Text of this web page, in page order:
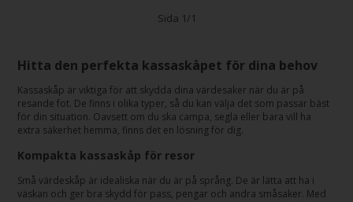
Sida 1/1
Hitta den perfekta kassaskåpet för dina behov
Kassaskåp är viktiga för att skydda dina värdesaker när du är på
resande fot. De finns i olika typer, så du kan välja det som passar bäst
för din situation. Oavsett om du ska campa, segla eller bara vill ha
extra säkerhet hemma, finns det en lösning för dig.
Kompakta kassaskåp för resor
Små värdeskåp är idealiska när du är på språng. De är lätta att ha i
väskan och ger bra skydd för pass, pengar och andra småsaker. Med